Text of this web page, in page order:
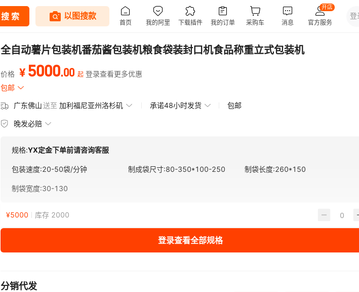
全自动薯片包装机番茄酱包装机粮食袋装封口机食品称重立式包装机
价格 ¥ 5000.00 起 登录查看更多优惠
包邮
广东佛山送至 加利福尼亚州洛杉矶 承诺48小时发货 包邮
晚发必赔
规格:YX定金下单前请咨询客服
包装速度:20-50袋/分钟 制成袋尺寸:80-350*100-250 制袋长度:260*150
制袋宽度:30-130
¥5000 库存 2000
登录查看全部规格
分销代发